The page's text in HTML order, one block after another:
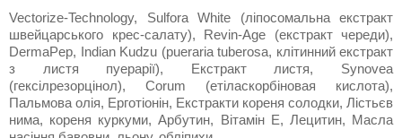
Vectorize-Technology, Sulfora White (ліпосомальна екстракт
швейцарського крес-салату), Revin-Age (екстракт череди),
DermaPep, Indian Kudzu (pueraria tuberosa, клітинний екстракт
з листя пуерарії), Екстракт листя, Synovea
(гексілрезорцінол), Corum (етіласкорбіновая кислота),
Пальмова олія, Ерготіонін, Екстракти кореня солодки, Лістьєв
нима, кореня куркуми, Арбутин, Вітамін Е, Лецитин, Масла